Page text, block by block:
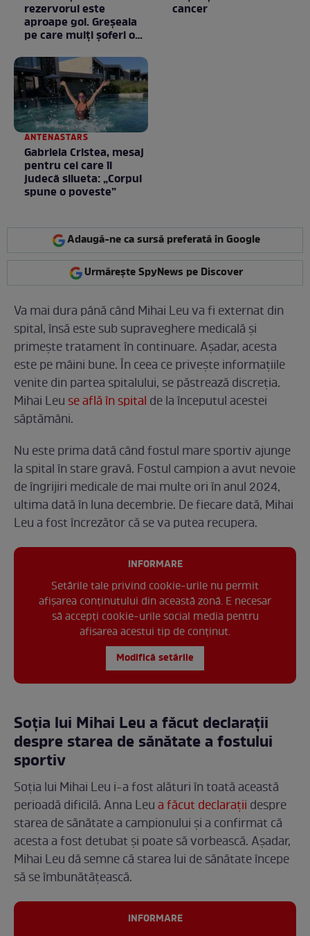
rezervorul este
aproape gol. Greșeala
pe care mulți șoferi o
cancer
ANTENASTARS
Gabriela Cristea, mesaj
pentru cei care îi
judecă silueta: „Corpul
spune o poveste”
Adaugă-ne ca sursă preferată în Google
Urmărește SpyNews pe Discover
Va mai dura până când Mihai Leu va fi externat din
spital, însă este sub supraveghere medicală și
primește tratament în continuare. Așadar, acesta
este pe mâini bune. În ceea ce privește informațiile
venite din partea spitalului, se păstrează discreția.
Mihai Leu se află în spital de la începutul acestei
săptămâni.
Nu este prima dată când fostul mare sportiv ajunge
la spital în stare gravă. Fostul campion a avut nevoie
de îngrijiri medicale de mai multe ori în anul 2024,
ultima dată în luna decembrie. De fiecare dată, Mihai
Leu a fost încrezător că se va putea recupera.
INFORMARE
Setările tale privind cookie-urile nu permit
afișarea conținutului din această zonă. E necesar
să accepți cookie-urile social media pentru
afisarea acestui tip de conținut.
Modifică setările
Soția lui Mihai Leu a făcut declarații
despre starea de sănătate a fostului
sportiv
Soția lui Mihai Leu i-a fost alături în toată această
perioadă dificilă. Anna Leua făcut declarații despre
starea de sănătate a campionului și a confirmat că
acesta a fost detubat și poate să vorbească. Așadar,
Mihai Leu dă semne că starea lui de sănătate începe
să se îmbunătățească.
INFORMARE